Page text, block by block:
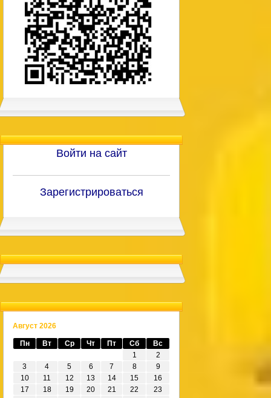
Войти на сайт
Зарегистрироваться
Август 2026
Пн Вт Ср Чт Пт Сб
Вс
1
2
3
4 5 6 7 8
9
10
11 12 13 14 15
16
17
18 19 20 21 22
23